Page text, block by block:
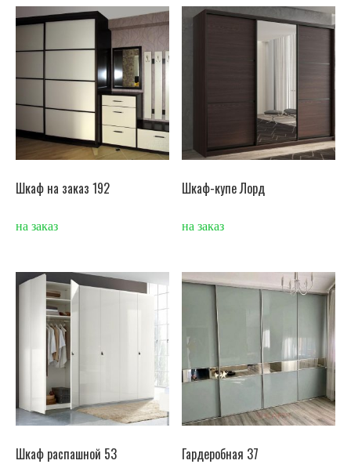
Шкаф на заказ 192
на заказ
Шкаф-купе Лорд
на заказ
Шкаф распашной 53 Гардеробная 37